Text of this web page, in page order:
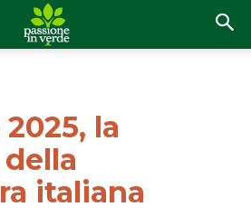
la
italiana